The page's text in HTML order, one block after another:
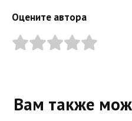
Оцените автора
Вам также